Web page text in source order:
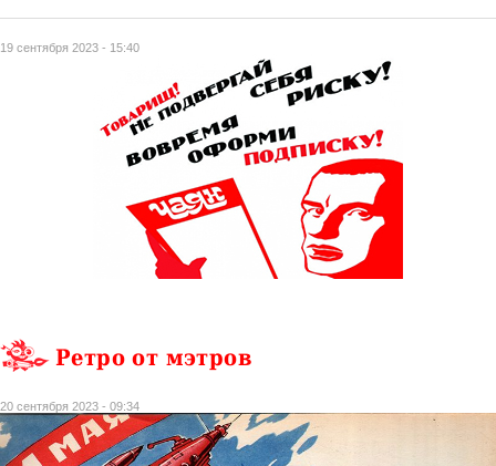
19 сентября 2023 - 15:40
Ретро от мэтров
20 сентября 2023 - 09:34